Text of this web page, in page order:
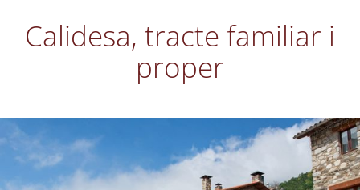
Calidesa, tracte familiar i
proper